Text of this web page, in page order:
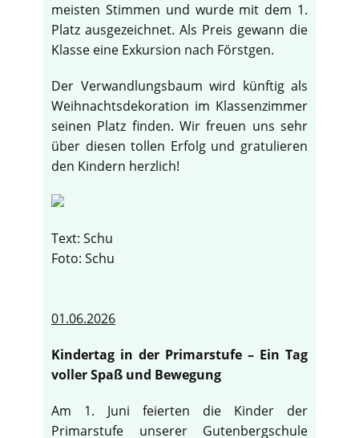
meisten Stimmen und wurde mit dem 1.
Platz ausgezeichnet. Als Preis gewann die
Klasse eine Exkursion nach Förstgen.
Der Verwandlungsbaum wird künftig als
Weihnachtsdekoration im Klassenzimmer
seinen Platz finden. Wir freuen uns sehr
über diesen tollen Erfolg und gratulieren
den Kindern herzlich!
Text: Schu
Foto: Schu
01.06.2026
Kindertag in der Primarstufe – Ein Tag
voller Spaß und Bewegung
Am 1. Juni feierten die Kinder der
Primarstufe unserer Gutenbergschule